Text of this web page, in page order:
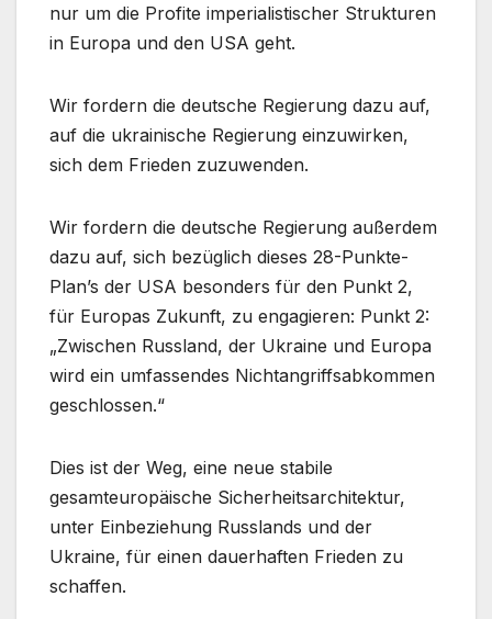
nur um die Profite imperialistischer Strukturen
in Europa und den USA geht.
Wir fordern die deutsche Regierung dazu auf,
auf die ukrainische Regierung einzuwirken,
sich dem Frieden zuzuwenden.
Wir fordern die deutsche Regierung außerdem
dazu auf, sich bezüglich dieses 28-Punkte-
Plan’s der USA besonders für den Punkt 2,
für Europas Zukunft, zu engagieren: Punkt 2:
„Zwischen Russland, der Ukraine und Europa
wird ein umfassendes Nichtangriffsabkommen
geschlossen.“
Dies ist der Weg, eine neue stabile
gesamteuropäische Sicherheitsarchitektur,
unter Einbeziehung Russlands und der
Ukraine, für einen dauerhaften Frieden zu
schaffen.